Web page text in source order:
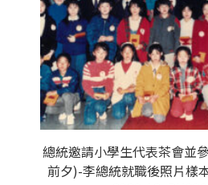
總統邀請小學生代表茶會並
前夕)-李總統就職後照片樣